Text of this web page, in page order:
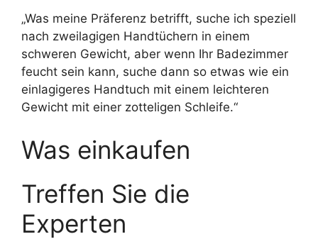
„Was meine Präferenz betrifft, suche ich speziell
nach zweilagigen Handtüchern in einem
schweren Gewicht, aber wenn Ihr Badezimmer
feucht sein kann, suche dann so etwas wie ein
einlagigeres Handtuch mit einem leichteren
Gewicht mit einer zotteligen Schleife.“
Was einkaufen
Treffen Sie die
Experten